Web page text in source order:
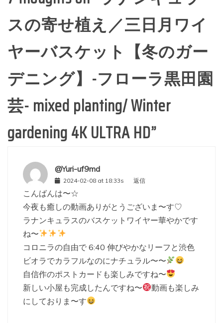
スの寄せ植え／三日月ワイ
ヤーバスケット【冬のガー
デニング】-フローラ黒田園
芸- mixed planting/ Winter
gardening 4K ULTRA HD”
@Yuri-uf9md
2024-02-08 at 18:33s 返信
こんばんは〜☆
今夜も癒しの動画ありがとうございま〜す♡
ラナンキュラスのバスケットワイヤー華やかです
ね〜
コロニラの自由で 6:40 伸びやかなリーフと渋色
ビオラでカラフルなのにナチュラル〜〜
自信作のポストカードも楽しみですね〜
新しい小屋も完成したんですね〜
動画も楽しみ
にしておりま〜す